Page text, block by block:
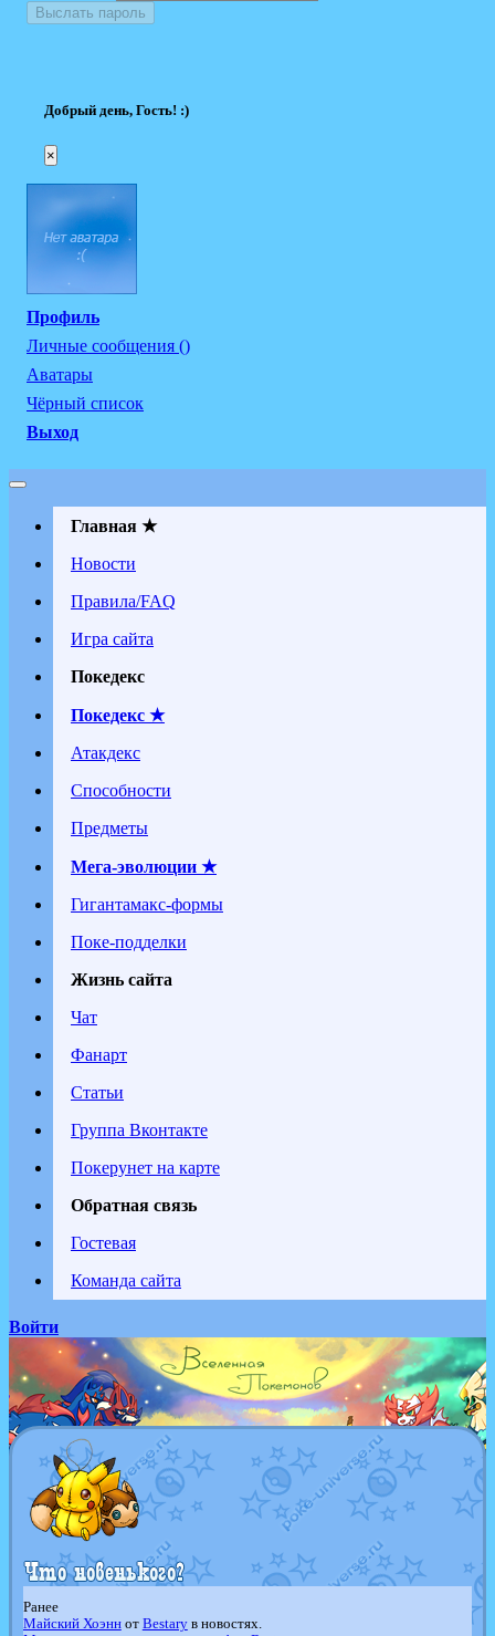
Выслать пароль
Добрый день, Гость! :)
×
Профиль
Личные сообщения ()
Аватары
Чёрный список
Выход
Главная ★
Новости
Правила/FAQ
Игра сайта
Покедекс
Покедекс ★
Атакдекс
Способности
Предметы
Мега-эволюции ★
Гигантамакс-формы
Поке-подделки
Жизнь сайта
Чат
Фанарт
Статьи
Группа Вконтакте
Покерунет на карте
Обратная связь
Гостевая
Команда сайта
Войти
Ранее
Майский Хоэннот Bestaryв новостях.